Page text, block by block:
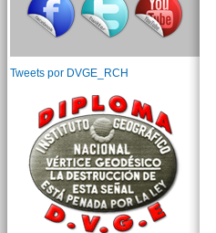
Tweets por DVGE_RCH